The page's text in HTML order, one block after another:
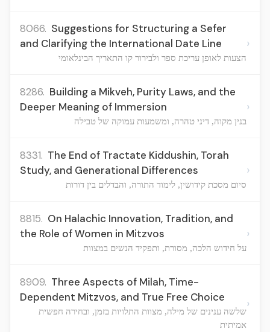
8066. Suggestions for Structuring a Sefer
and Clarifying the International Date Line
הצעות לאופן עריכת ספר ולבירור קו התאריך הבינלאומי
›
8286. Building a Mikveh, Purity Laws, and the
Deeper Meaning of Immersion
בנין מקוה, דיני טהרה, ומשמעות עמוקה של טבילה
›
8331. The End of Tractate Kiddushin, Torah
Study, and Generational Differences
סיום מסכת קידושין, לימוד התורה, והבדלים בין דורות
›
8815. On Halachic Innovation, Tradition, and
the Role of Women in Mitzvos
על חידוש הלכה, מסורת, ותפקיד הנשים במצוות
›
8909. Three Aspects of Milah, Time-
Dependent Mitzvos, and True Free Choice
שלשה ענינים של מילה, מצוות התלויות בזמן, ובחירה חפשית
אמיתית
›